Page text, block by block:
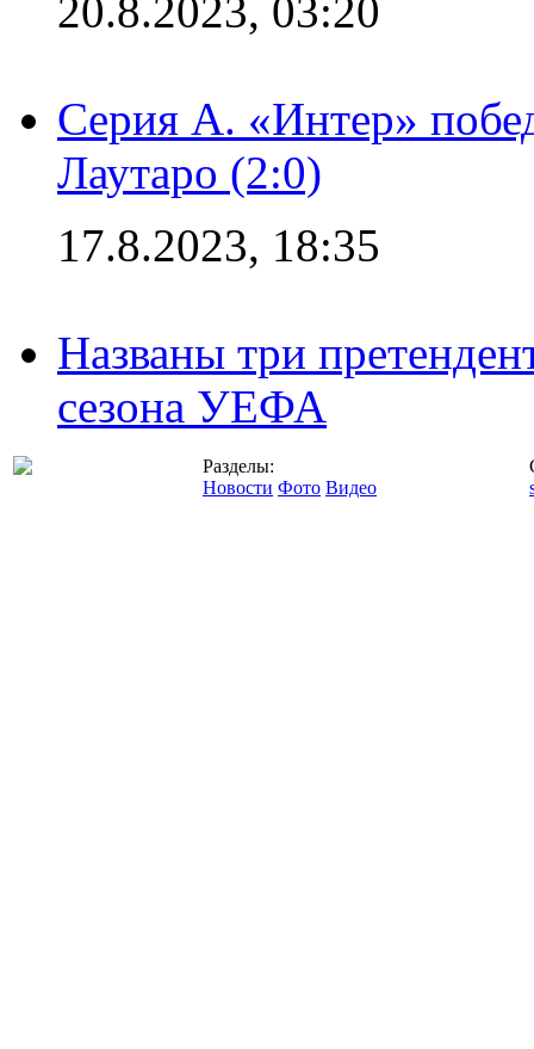
20.8.2023, 03:20
Серия А. «Интер»
Лаутаро (2:0)
17.8.2023, 18:35
Названы три
сезона УЕФА
Разделы:
Новости Фото Видео